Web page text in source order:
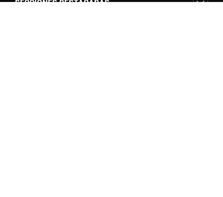
SECCIONES DESTACADAS